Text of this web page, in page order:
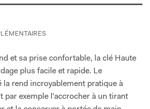
et sa prise confortable, la clé Haute
plus facile et rapide. Le
la rend incroyablement pratique à
par exemple l'accrocher à un tirant